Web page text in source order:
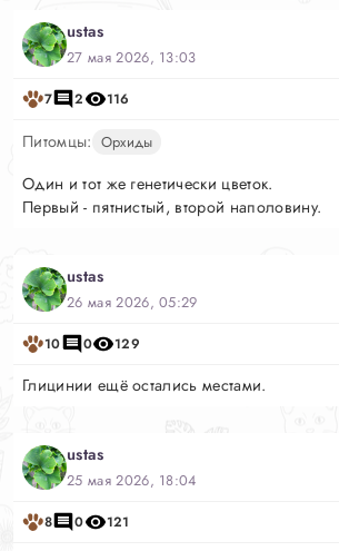
ustas
27 мая 2026, 13:03
7 2 116
Питомцы: Орхиды
Один и тот же генетически цветок.
Первый - пятнистый, второй наполовину.
ustas
26 мая 2026, 05:29
10 0 129
Глицинии ещё остались местами.
ustas
25 мая 2026, 18:04
8 0 121